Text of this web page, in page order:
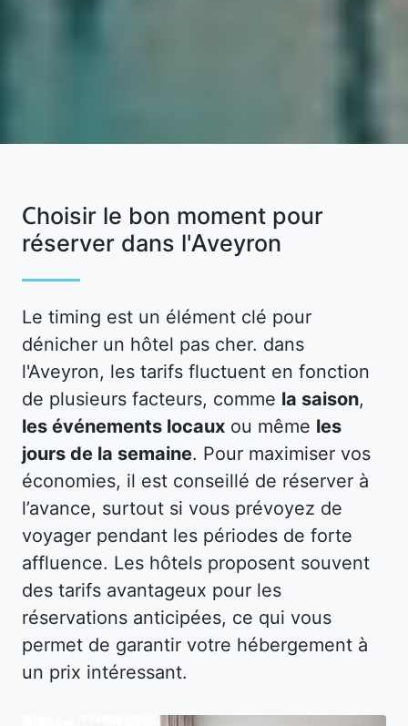
Choisir le bon moment pour
réserver dans l'Aveyron
Le timing est un élément clé pour
dénicher un hôtel pas cher. dans
l'Aveyron, les tarifs fluctuent en fonction
de plusieurs facteurs, comme la saison,
les événements locaux ou même les
jours de la semaine. Pour maximiser vos
économies, il est conseillé de réserver à
l’avance, surtout si vous prévoyez de
voyager pendant les périodes de forte
affluence. Les hôtels proposent souvent
des tarifs avantageux pour les
réservations anticipées, ce qui vous
permet de garantir votre hébergement à
un prix intéressant.